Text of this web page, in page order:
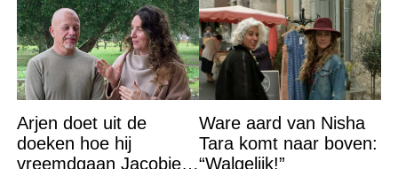
Arjen doet uit de
doeken hoe hij
vreemdgaan Jacobien
Ware aard van Nisha
Tara komt naar boven:
“Walgelijk!”